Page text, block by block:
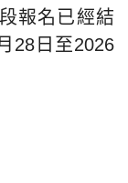
報名已經結
28日至2026